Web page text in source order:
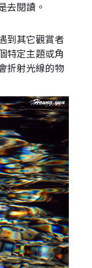
去閱讀。
到其它觀賞者
特定主題或角
折射光線的物